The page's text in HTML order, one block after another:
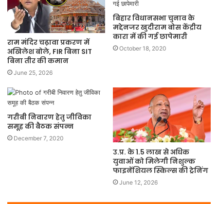
राम मंदिर चढ़ावा प्रकरण में
अखिलेश बोले, FIR बिना SIT
बिना तीर की कमान
June 25, 2026
बिहार विधानसभा चुनाव के
मद्देनजर खुदीराम बोस केंद्रीय
कारा में की गई छापेमारी
October 18, 2020
गरीबी निवारण हेतु जीविका
समूह की बैठक संपन्न
December 7, 2020
उ.प्र. के 1.5 लाख से अधिक
युवाओं को मिलेगी निशुल्क
फाइनेंशियल स्किल्स की ट्रेनिंग
June 12, 2026